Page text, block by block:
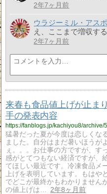
2年7ヶ月前
ウラジーミル・アス
え、ここまで増収す
2年7ヶ月前
来春も食品値上げが止ま
手の発表内容
https://fanblogs.jp/kachiyou8/archive/
猛暑だった夏が今度は恋しくな
ました。自分はまだ暑いほうが
ぇ。。。お仕事の方ですが、す
感がとてつもない経済ですが、
てほしい最近です。冷凍食品メ
上げを表明しています。もはや
でどこが最終かもわかりません
の値上げは…
2年8ヶ月前